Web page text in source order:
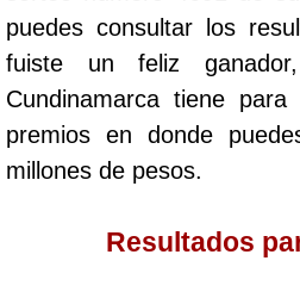
Caribeña Día
Caribeña Noche
Chontico Día
Chontico Noche
puedes consultar los
fuiste un feliz
Cundinamarca tiene
premios en donde
millones de pesos.
Resultados